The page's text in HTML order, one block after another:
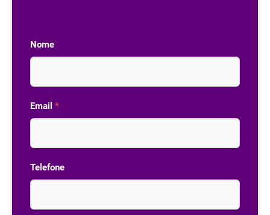
Nome
Email *
Telefone